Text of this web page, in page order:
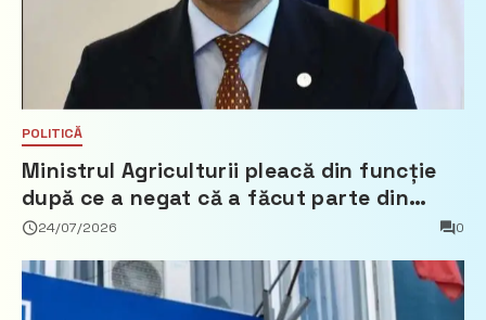
POLITICĂ
Ministrul Agriculturii pleacă din funcție
după ce a negat că a făcut parte din
Partidul Democrat
24/07/2026 0